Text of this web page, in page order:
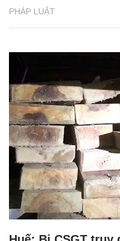
PHÁP LUẬT